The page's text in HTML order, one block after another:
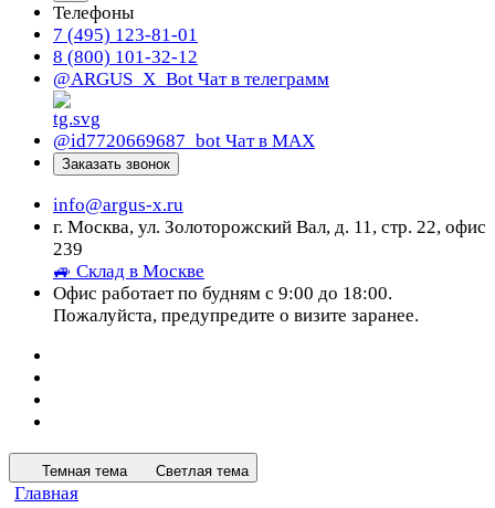
Телефоны
7 (495) 123-81-01
8 (800) 101-32-12
@ARGUS_X_Bot Чат в телеграмм
@id7720669687_bot Чат в МАХ
Заказать звонок
info@argus-x.ru
г. Москва, ул. Золоторожский Вал, д. 11, стр. 22, офис
239
🚙 Склад в Москве
Офис работает по будням с 9:00 до 18:00.
Пожалуйста, предупредите о визите заранее.
Темная тема Светлая тема
Главная